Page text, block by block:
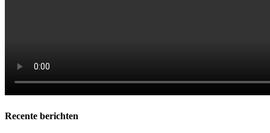
Recente berichten